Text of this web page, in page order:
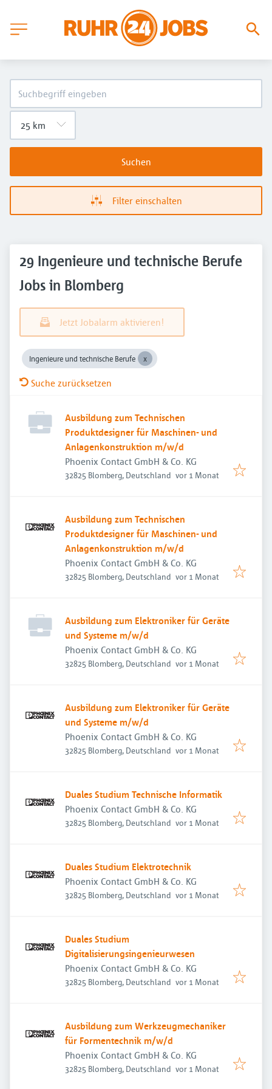
Suchen
Filter einschalten
29 Ingenieure und technische Berufe
Jobs in Blomberg
Jetzt Jobalarm aktivieren!
Ingenieure und technische Berufe
Suche zurücksetzen
Ausbildung zum Technischen
Produktdesigner für Maschinen- und
Anlagenkonstruktion m/w/d
Phoenix Contact GmbH & Co. KG
32825 Blomberg, Deutschland Veröffentlicht
vor 1 Monat
Ausbildung zum Technischen
Produktdesigner für Maschinen- und
Anlagenkonstruktion m/w/d
Phoenix Contact GmbH & Co. KG
32825 Blomberg, Deutschland Veröffentlicht
vor 1 Monat
Ausbildung zum Elektroniker für Geräte
und Systeme m/w/d
Phoenix Contact GmbH & Co. KG
32825 Blomberg, Deutschland Veröffentlicht
vor 1 Monat
Ausbildung zum Elektroniker für Geräte
und Systeme m/w/d
Phoenix Contact GmbH & Co. KG
32825 Blomberg, Deutschland Veröffentlicht
vor 1 Monat
Duales Studium Technische Informatik
Phoenix Contact GmbH & Co. KG
32825 Blomberg, Deutschland Veröffentlicht
vor 1 Monat
Duales Studium Elektrotechnik
Phoenix Contact GmbH & Co. KG
32825 Blomberg, Deutschland Veröffentlicht
vor 1 Monat
Duales Studium
Digitalisierungsingenieurwesen
Phoenix Contact GmbH & Co. KG
32825 Blomberg, Deutschland Veröffentlicht
vor 1 Monat
Ausbildung zum Werkzeugmechaniker
für Formentechnik m/w/d
Phoenix Contact GmbH & Co. KG
32825 Blomberg, Deutschland Veröffentlicht
vor 1 Monat